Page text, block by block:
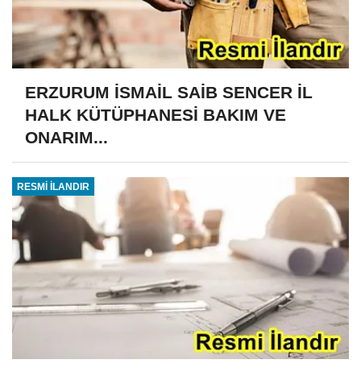
ERZURUM İSMAİL SAİB SENCER İL
HALK KÜTÜPHANESİ BAKIM VE
ONARIM...
RESMİ İLANDIR